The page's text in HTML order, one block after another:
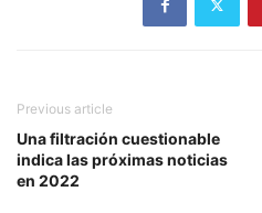
Previous article
Una filtración cuestionable
indica las próximas noticias
en 2022